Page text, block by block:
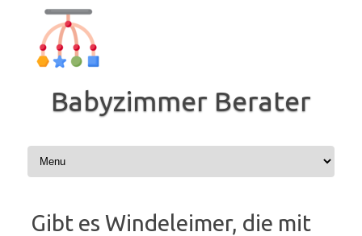
Inhalt
springen
Babyzimmer Berater
Gibt es Windeleimer, die mit